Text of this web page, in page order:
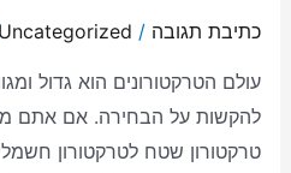
כתיבת תגובה /
Uncategorized
עולם הטרקטורונים הוא גדול
להקשות על הבחירה. אם אתם
טרקטורון שטח לטרקטורון